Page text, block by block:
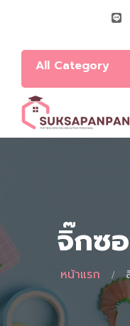
All Category
จิ๊กซ
หน้าแรก